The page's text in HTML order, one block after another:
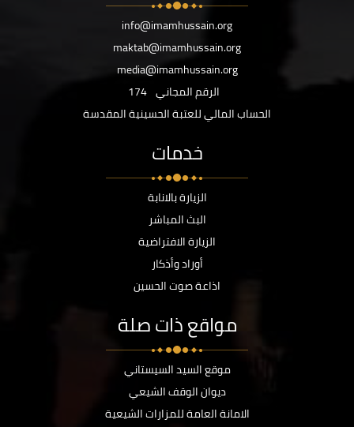
info@imamhussain.org
maktab@imamhussain.org
media@imamhussain.org
الرقم المجاني 174
الحساب المالي للعتبة الحسينية المقدسة
خدمات
الزيارة بالانابة
البث المباشر
الزيارة الافتراضية
أوراد وأذكار
اذاعة صوت الحسين
مواقع ذات صلة
موقع السيد السيستاني
ديوان الوقف الشيعي
الامانة العامة للمزارات الشيعية